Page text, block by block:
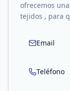
ofrecemos
tejidos , para
Email
Teléfono